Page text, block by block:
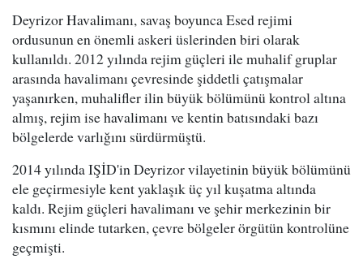
Deyrizor Havalimanı, savaş boyunca Esed rejimi
ordusunun en önemli askeri üslerinden biri olarak
kullanıldı. 2012 yılında rejim güçleri ile muhalif gruplar
arasında havalimanı çevresinde şiddetli çatışmalar
yaşanırken, muhalifler ilin büyük bölümünü kontrol altına
almış, rejim ise havalimanı ve kentin batısındaki bazı
bölgelerde varlığını sürdürmüştü.
2014 yılında IŞİD'in Deyrizor vilayetinin büyük bölümünü
ele geçirmesiyle kent yaklaşık üç yıl kuşatma altında
kaldı. Rejim güçleri havalimanı ve şehir merkezinin bir
kısmını elinde tutarken, çevre bölgeler örgütün kontrolüne
geçmişti.